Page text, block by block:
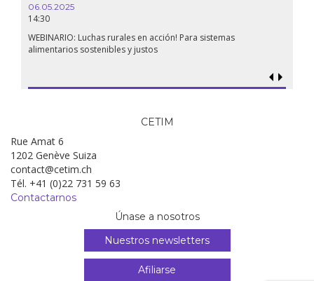
06.05.2025
14:30
WEBINARIO: Luchas rurales en acción! Para sistemas
alimentarios sostenibles y justos
CETIM
Rue Amat 6
1202 Genève Suiza
contact@cetim.ch
Tél. +41 (0)22 731 59 63
Contactarnos
Únase a nosotros
Nuestros newsletters
Afiliarse